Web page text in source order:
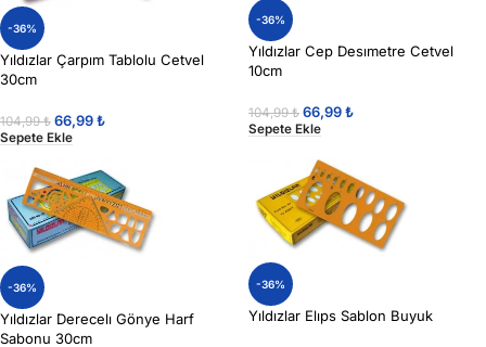
-36%
Yıldızlar Çarpım Tablolu Cetvel
30cm
104,99₺ 66,99₺
Sepete Ekle
-36%
Yıldızlar Cep Desımetre Cetvel
10cm
104,99₺ 66,99₺
Sepete Ekle
-36%
Yıldızlar Derecelı Gönye Harf
Sabonu 30cm
-36%
Yıldızlar Elıps Sablon Buyuk